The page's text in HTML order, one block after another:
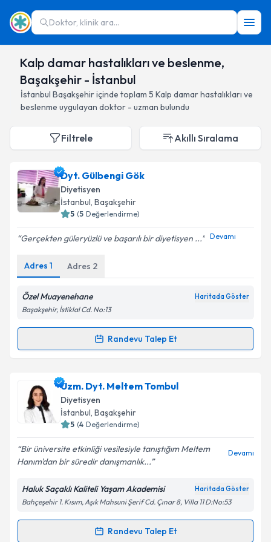
Doktor, klinik ara...
Kalp damar hastalıkları ve beslenme,
Başakşehir - İstanbul
İstanbul Başakşehiriçinde toplam 5 Kalp damar hastalıkları ve
beslenme uygulayan doktor - uzman bulundu
Filtrele Akıllı Sıralama
Dyt. Gülbengi Gök
Diyetisyen
İstanbul, Başakşehir
5 (5 Değerlendirme)
Gerçekten güleryüzlü ve başarılı bir diyetisyen ... Devamı
Adres 1 Adres 2
Özel Muayenehane Haritada Göster
Başakşehir, İstiklal Cd. No:13
Randevu Talep Et
Randevu Takvimi Talebi
Dyt. Gülbengi Gökiçin randevu takvimi talebi
oluşturun. Size bu uzmandan randevu almanız için bir
takvim hazırlandığında e-posta ile bilgilendireceğiz.
Kişisel verilerimin işlenmesine ilişkin
Aydınlatma
Metni'ni okudum ve kişisel verilerimin belirtilen
kapsamda işlenmesini kabul ediyorum.
Uzm. Dyt. Meltem Tombul
Diyetisyen
İstanbul, Başakşehir
5 (4 Değerlendirme)
Bir üniversite etkinliği vesilesiyle tanıştığım Meltem
Hanım'dan bir süredir danışmanlık...
Devamı
Haluk Saçaklı Kaliteli Yaşam Akademisi Haritada Göster
Bahçeşehir 1. Kısım, Aşık Mahsuni Şerif Cd. Çınar 8, Villa 11 D:No:53
Randevu Talep Et
Randevu Takvimi Talebi